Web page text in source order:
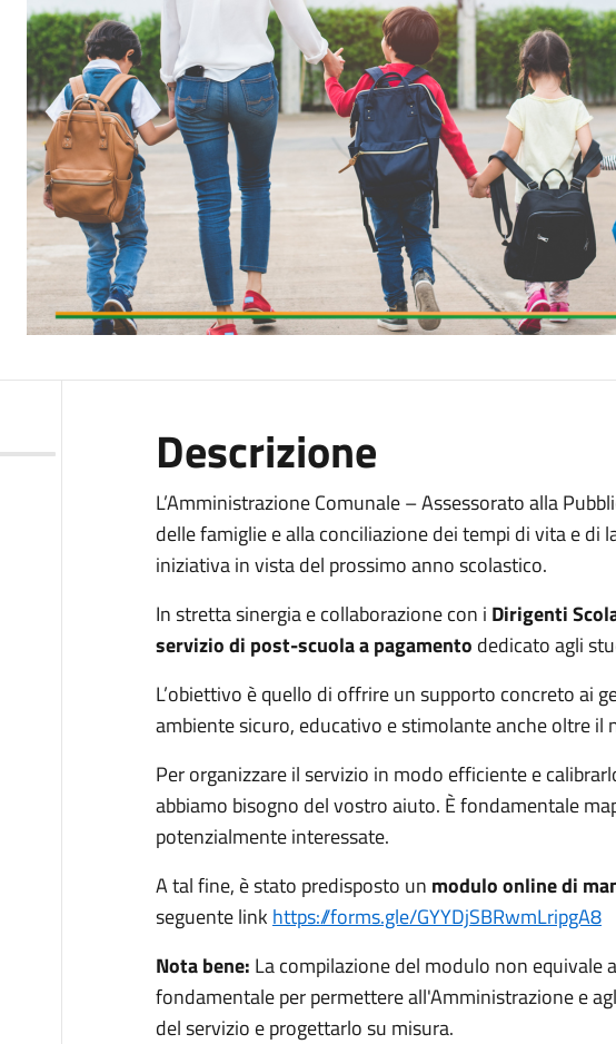
Descrizione
L’Amministrazione Comunale – Assessorato alla
delle famiglie e alla conciliazione dei tempi di vita e di
iniziativa in vista del prossimo anno scolastico.
In stretta sinergia e collaborazione con i Dirigenti
servizio di post-scuolaa pagamento dedicato agli
L’obiettivo è quello di offrire un supporto concreto ai
ambiente sicuro, educativo e stimolante anche oltre il
Per organizzare il servizio in modo efficiente e
abbiamo bisogno del vostro aiuto. È fondamentale
potenzialmente interessate.
A tal fine, è stato predisposto un modulo online di
seguente link https://forms.gle/GYYDjSBRwmLripgA8
Nota bene: La compilazione del modulo non equivale
fondamentale per permettere all'Amministrazione e
del servizio e progettarlo su misura.